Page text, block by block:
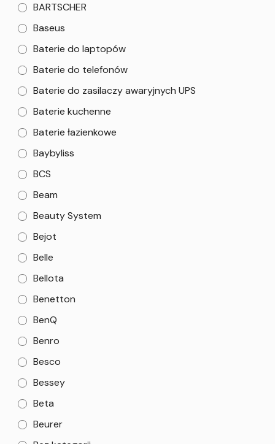
BARTSCHER
Baseus
Baterie do laptopów
Baterie do telefonów
Baterie do zasilaczy awaryjnych UPS
Baterie kuchenne
Baterie łazienkowe
Baybyliss
BCS
Beam
Beauty System
Bejot
Belle
Bellota
Benetton
BenQ
Benro
Besco
Bessey
Beta
Beurer